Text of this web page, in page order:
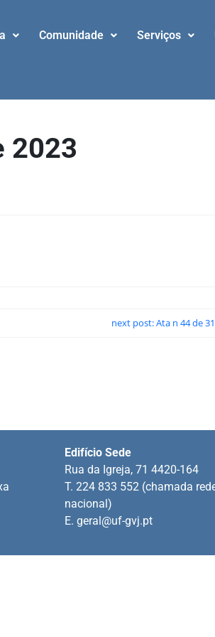
Comunidade Serviços
2023
next post: Ata n 44 de
Edifício Sede
Rua da Igreja, 71 4420-164
T. 224 833 552 (chamada
nacional)
E.geral@uf-gvj.pt